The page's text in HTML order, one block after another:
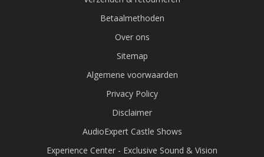
Betaalmethoden
Over ons
Sitemap
Algemene voorwaarden
Privacy Policy
Disclaimer
AudioExpert Castle Shows
Experience Center - Exclusive Sound & Vision